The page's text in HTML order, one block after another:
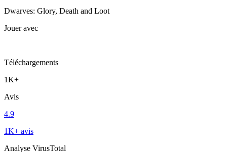
Dwarves: Glory, Death and Loot
Jouer avec
Téléchargements
1K+
Avis
4.9
1K+ avis
Analyse VirusTotal